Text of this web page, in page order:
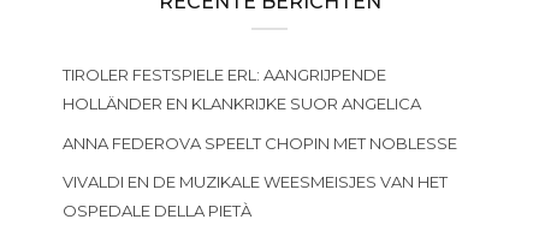
TIROLER FESTSPIELE ERL: AANGRIJPENDE
HOLLÄNDER EN KLANKRIJKE SUOR ANGELICA
ANNA FEDEROVA SPEELT CHOPIN MET NOBLESSE
VIVALDI EN DE MUZIKALE WEESMEISJES VAN HET
OSPEDALE DELLA PIETÀ